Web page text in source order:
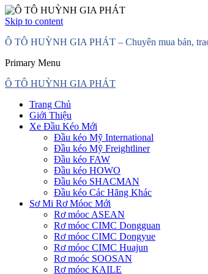
Skip to content
Ô TÔ HUỲNH GIA PHÁT – Chuyên mua bán,
Primary Menu
Ô TÔ HUỲNH GIA PHÁT
Trang Chủ
Giới Thiệu
Xe Đầu Kéo Mới
Đầu kéo Mỹ International
Đầu kéo Mỹ Freightliner
Đầu kéo FAW
Đầu kéo HOWO
Đầu kéo SHACMAN
Đầu kéo Các Hãng Khác
Sơ Mi Rơ Móoc Mới
Rơ móoc ASEAN
Rơ móoc CIMC Dongguan
Rơ móoc CIMC Dongyue
Rơ móoc CIMC Huajun
Rơ moóc SOOSAN
Rơ móoc KAILE